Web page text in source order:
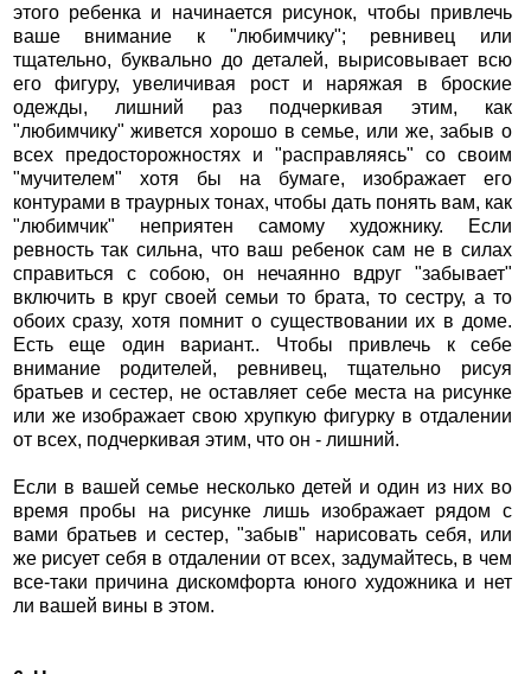
этого ребенка и начинается рисунок, чтобы привлечь
ваше внимание к "любимчику"; ревнивец или
тщательно, буквально до деталей, вырисовывает всю
его фигуру, увеличивая рост и наряжая в броские
одежды, лишний раз подчеркивая этим, как
"любимчику" живется хорошо в семье, или же, забыв о
всех предосторожностях и "расправляясь" со своим
"мучителем" хотя бы на бумаге, изображает его
контурами в траурных тонах, чтобы дать понять вам, как
"любимчик" неприятен самому художнику. Если
ревность так сильна, что ваш ребенок сам не в силах
справиться с собою, он нечаянно вдруг "забывает"
включить в круг своей семьи то брата, то сестру, а то
обоих сразу, хотя помнит о существовании их в доме.
Есть еще один вариант.. Чтобы привлечь к себе
внимание родителей, ревнивец, тщательно рисуя
братьев и сестер, не оставляет себе места на рисунке
или же изображает свою хрупкую фигурку в отдалении
от всех, подчеркивая этим, что он - лишний.
Если в вашей семье несколько детей и один из них во
время пробы на рисунке лишь изображает рядом с
вами братьев и сестер, "забыв" нарисовать себя, или
же рисует себя в отдалении от всех, задумайтесь, в чем
все-таки причина дискомфорта юного художника и нет
ли вашей вины в этом.